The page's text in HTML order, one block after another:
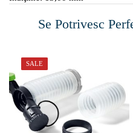
Se Potrivesc
SALE